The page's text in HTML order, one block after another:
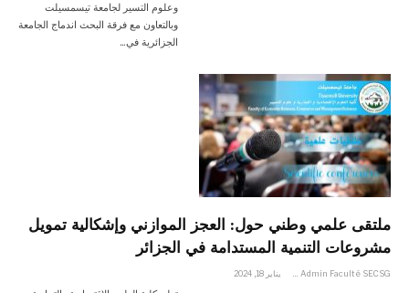
وعلوم التسير لجامعة تيسمسيلت
وبالتعاون مع فرقة البحث اندماج الجامعة
الجزائرية في…
ملتقى علمي وطني حول: العجز الموازني وإشكالية تمويل
مشروعات التنمية المستدامة في الجزائر
يناير 18, 2024